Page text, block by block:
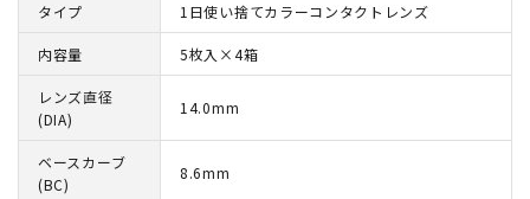
タイプ 1日使い捨てカラーコンタクトレンズ
内容量 5枚入×4箱
レンズ直径
(DIA)
14.0mm
ベースカーブ
(BC)
8.6mm